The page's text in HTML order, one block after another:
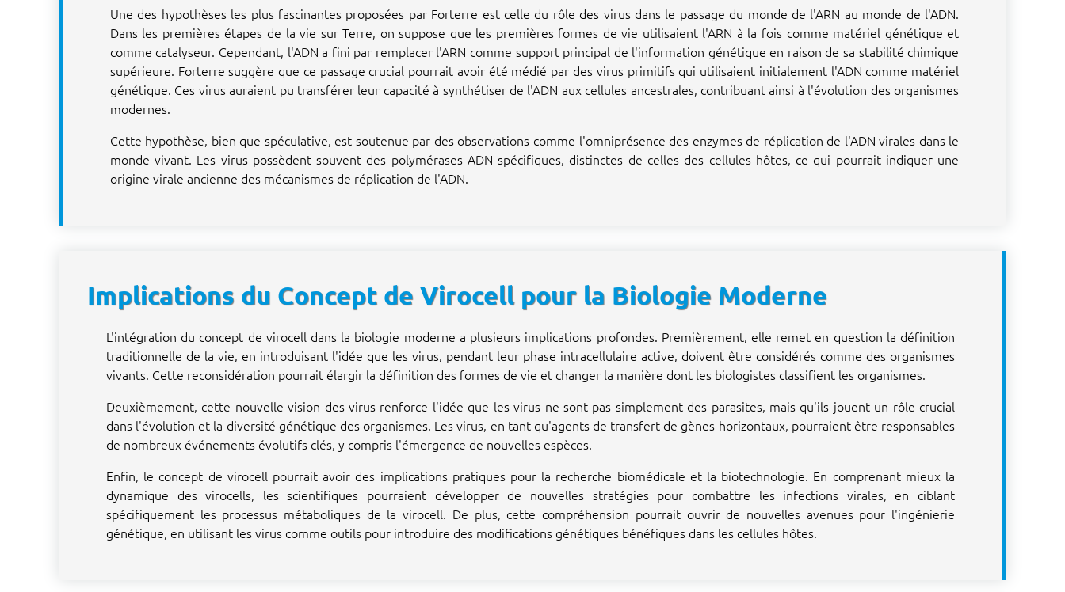
Une des hypothèses les plus fascinantes proposées par Forterre est celle du rôle des virus dans le passage du monde de l'ARN au monde de l'ADN.
Dans les premières étapes de la vie sur Terre, on suppose que les premières formes de vie utilisaient l'ARN à la fois comme matériel génétique et
comme catalyseur. Cependant, l'ADN a fini par remplacer l'ARN comme support principal de l'information génétique en raison de sa stabilité chimique
supérieure. Forterre suggère que ce passage crucial pourrait avoir été médié par des virus primitifs qui utilisaient initialement l'ADN comme matériel
génétique. Ces virus auraient pu transférer leur capacité à synthétiser de l'ADN aux cellules ancestrales, contribuant ainsi à l'évolution des organismes
modernes.
Cette hypothèse, bien que spéculative, est soutenue par des observations comme l'omniprésence des enzymes de réplication de l'ADN virales dans le
monde vivant. Les virus possèdent souvent des polymérases ADN spécifiques, distinctes de celles des cellules hôtes, ce qui pourrait indiquer une
origine virale ancienne des mécanismes de réplication de l'ADN.
Implications du Concept de Virocell pour la Biologie Moderne
L'intégration du concept de virocell dans la biologie moderne a plusieurs implications profondes. Premièrement, elle remet en question la définition
traditionnelle de la vie, en introduisant l'idée que les virus, pendant leur phase intracellulaire active, doivent être considérés comme des organismes
vivants. Cette reconsidération pourrait élargir la définition des formes de vie et changer la manière dont les biologistes classifient les organismes.
Deuxièmement, cette nouvelle vision des virus renforce l'idée que les virus ne sont pas simplement des parasites, mais qu'ils jouent un rôle crucial
dans l'évolution et la diversité génétique des organismes. Les virus, en tant qu'agents de transfert de gènes horizontaux, pourraient être responsables
de nombreux événements évolutifs clés, y compris l'émergence de nouvelles espèces.
Enfin, le concept de virocell pourrait avoir des implications pratiques pour la recherche biomédicale et la biotechnologie. En comprenant mieux la
dynamique des virocells, les scientifiques pourraient développer de nouvelles stratégies pour combattre les infections virales, en ciblant
spécifiquement les processus métaboliques de la virocell. De plus, cette compréhension pourrait ouvrir de nouvelles avenues pour l'ingénierie
génétique, en utilisant les virus comme outils pour introduire des modifications génétiques bénéfiques dans les cellules hôtes.